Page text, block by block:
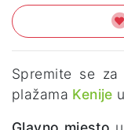
Spremite se
plažama Kenije